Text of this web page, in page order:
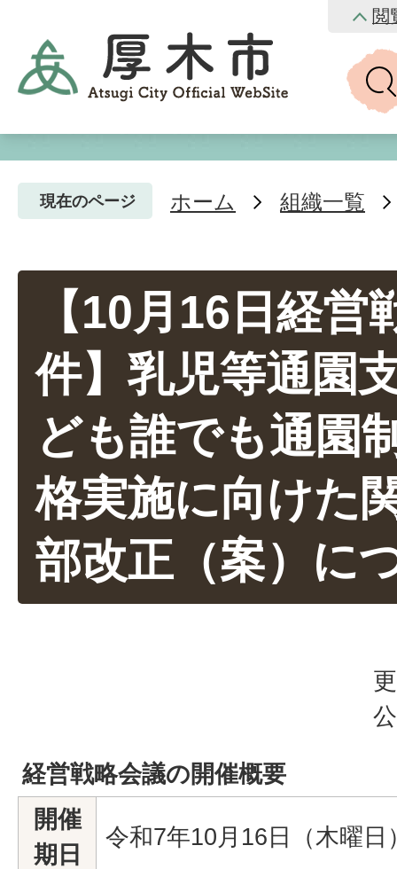
閲
現在のページ ホーム 組織一覧
【10月16日経営
件】乳児等通園
ども誰でも通園
格実施に向けた
部改正（案）に
経営戦略会議の開催概要
開催
期日
令和7年10月16日（木曜日